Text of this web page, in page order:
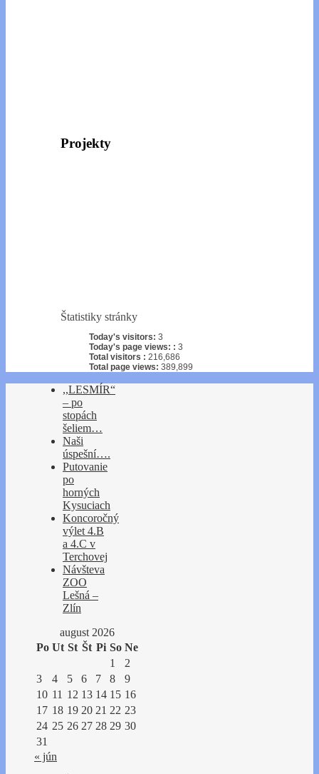
Projekty
Štatistiky stránky
Today's visitors: 3
Today's page views: : 3
Total visitors : 216,686
Total page views: 389,899
,,LESMÍR“
– po
stopách
šeliem…
Naši
úspešní….
Putovanie
po
horných
Kysuciach
Koncoročný
výlet 4.B
a 4.C v
Terchovej
Návšteva
ZOO
Lešná –
Zlín
august 2026
Po Ut St Št Pi So Ne
1
2
3
4 5 6 7 8
9
10 11 12 13 14 15 16
17 18 19 20 21 22 23
24 25 26 27 28 29 30
31
« jún